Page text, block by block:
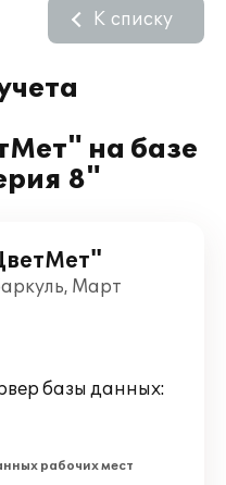
на базе
8"
К списку
Март
базы данных:
рабочих мест